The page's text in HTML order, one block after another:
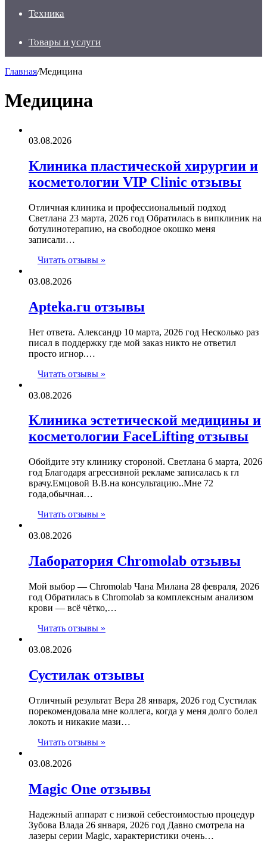
Техника
Товары и услуги
Главная/Медицина
Медицина
03.08.2026
Клиника пластической хирургии и
косметологии VIP Clinic отзывы
Отличная клиника и профессиональный подход
Светлана 23 марта, 2026 год Обратилась в випклиник на
ботулинотерапию, на свободное окошко меня
записали…
Читать отзывы »
03.08.2026
Apteka.ru отзывы
Нет ответа. Александр 10 марта, 2026 год Несколько раз
писал в поддержку где мой заказ никто не ответил
просто игнор.…
Читать отзывы »
03.08.2026
Клиника эстетической медицины и
косметологии FaceLifting отзывы
Обойдите эту клинику стороной. Светлана 6 марта, 2026
год Благодаря агрессивной рекламе записалась к гл
врачу.Емцовой В.В.на консультацию..Мне 72
года,обычная…
Читать отзывы »
03.08.2026
Лаборатория Chromolab отзывы
Мой выбор — Chromolab Чана Милана 28 февраля, 2026
год Обратилась в Chromolab за комплексным анализом
крови — всё чётко,…
Читать отзывы »
03.08.2026
Сустилак отзывы
Отличный результат Вера 28 января, 2026 год Сустилак
порекомендовала мне коллега, когда у меня долго болел
локоть и никакие мази…
Читать отзывы »
03.08.2026
Magic One отзывы
Надежный аппарат с низкой себестоимостью процедур
Зубова Влада 26 января, 2026 год Давно смотрела на
лазеры серии Magic, характеристики очень…